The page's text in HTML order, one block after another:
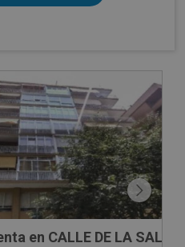
en CALLE DE LA